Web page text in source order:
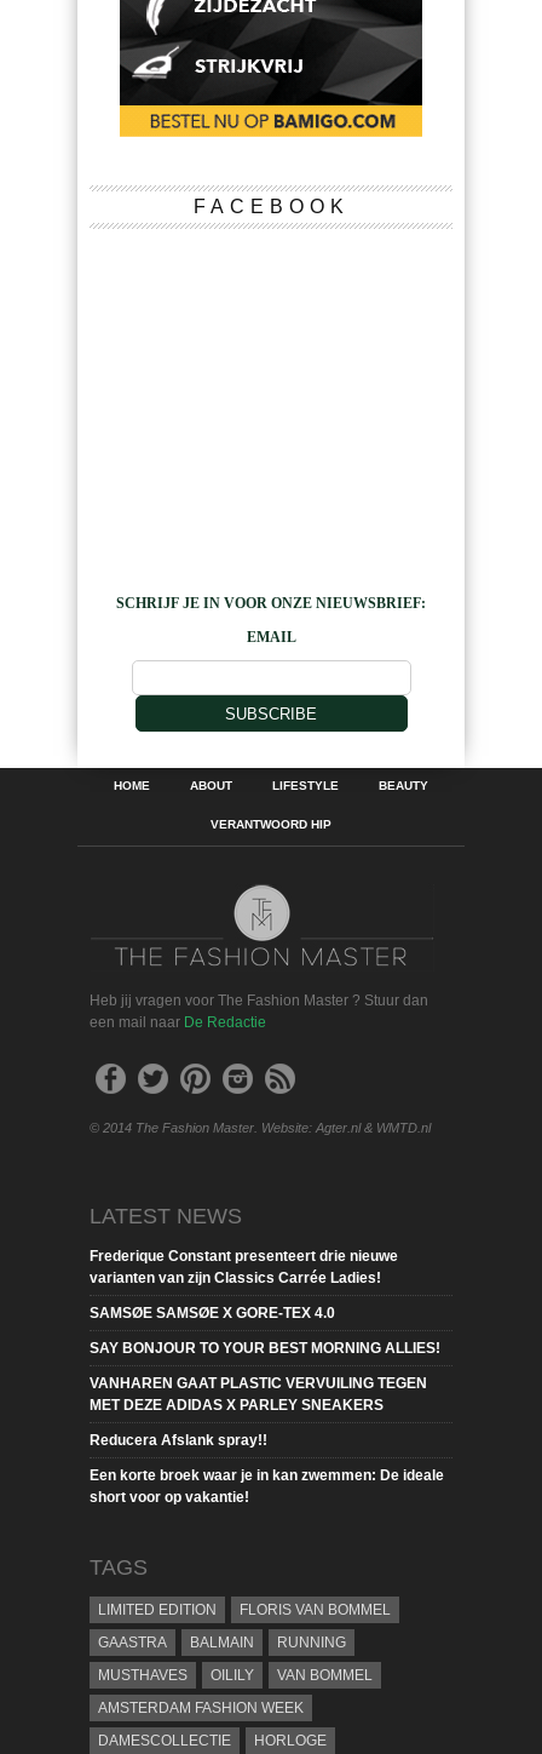
FACEBOOK
SCHRIJF JE IN VOOR ONZE NIEUWSBRIEF:
EMAIL
SUBSCRIBE
HOME ABOUT LIFESTYLE BEAUTY
VERANTWOORD HIP
Heb jij vragen voor The Fashion Master ? Stuur dan
een mail naar De Redactie
© 2014 The Fashion Master. Website: Agter.nl & WMTD.nl
LATEST NEWS
Frederique Constant presenteert drie nieuwe
varianten van zijn Classics Carrée Ladies!
SAMSØE SAMSØE X GORE-TEX 4.0
SAY BONJOUR TO YOUR BEST MORNING ALLIES!
VANHAREN GAAT PLASTIC VERVUILING TEGEN
MET DEZE ADIDAS X PARLEY SNEAKERS
Reducera Afslank spray!!
Een korte broek waar je in kan zwemmen: De ideale
short voor op vakantie!
TAGS
LIMITED EDITION
FLORIS VAN BOMMEL
GAASTRA
BALMAIN
RUNNING
MUSTHAVES
OILILY
VAN BOMMEL
AMSTERDAM FASHION WEEK
DAMESCOLLECTIE
HORLOGE